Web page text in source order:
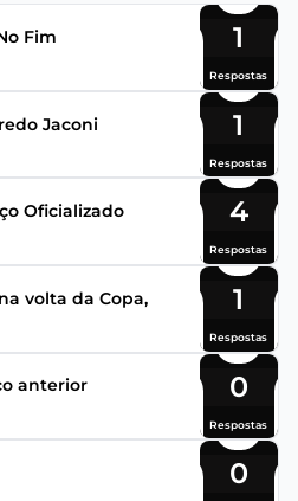
Fim 1
Respostas
Jaconi 1
Respostas
Oficializado 4
Respostas
volta da Copa, 1
Respostas
anterior 0
Respostas
0